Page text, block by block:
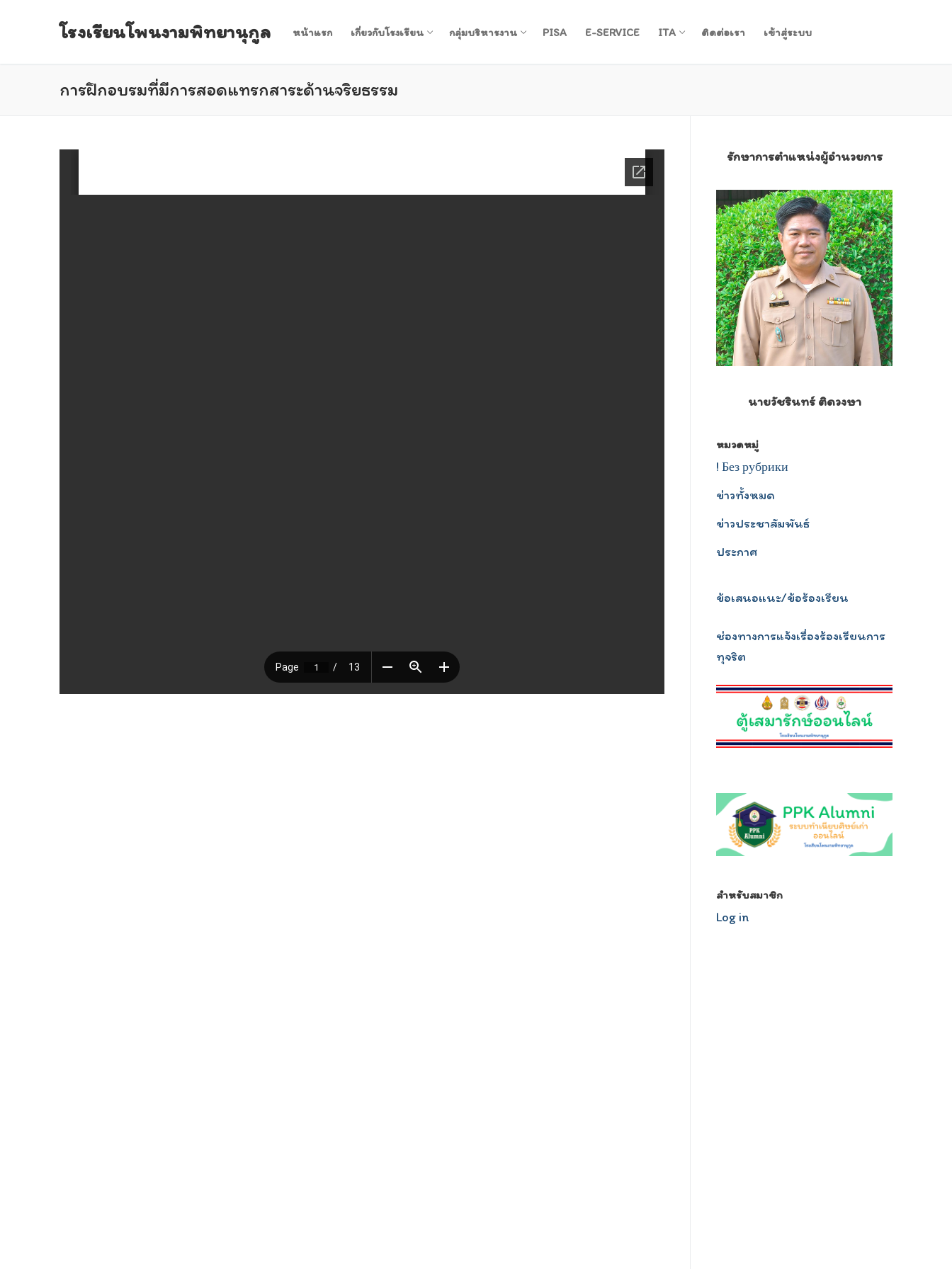
โรงเรียนโพนงามพิทยานุกูล หน้าแรก เกี่ยวกับโรงเรียน กลุ่มบริหารงาน PISA E-SERVICE ITA ติดต่อเรา เข้าสู่ระบบ
การฝึกอบรมที่มีการสอดแทรกสาระด้านจริยธรรม
รักษาการตำแหน่งผู้อำนวยการ
นายวัชรินทร์ ติดวงษา
หมวดหมู่
! Без рубрики
ข่าวทั้งหมด
ข่าวประชาสัมพันธ์
ประกาศ
ข้อเสนอแนะ/ข้อร้องเรียน
ช่องทางการแจ้งเรื่องร้องเรียนการ
ทุจริต
สำหรับสมาชิก
Log in